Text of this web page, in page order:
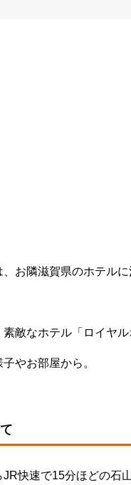
お隣滋賀県のホテルに
素敵なホテル「ロイヤ
やお部屋から。
快速で15分ほどの石